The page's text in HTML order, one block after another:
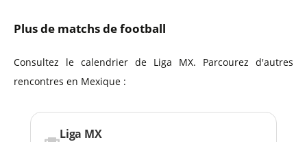
Plus de matchs de football
Consultez le calendrier de Liga MX. Parcourez d'autres
rencontres en Mexique :
Liga MX